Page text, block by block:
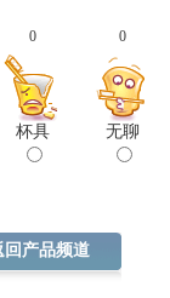
0
杯具
0
无聊
回产品频道